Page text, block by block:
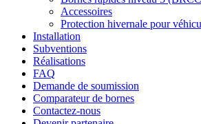
Accessoires
Protection hivernale pour
Installation
Subventions
Réalisations
FAQ
Demande de soumission
Comparateur de bornes
Contactez-nous